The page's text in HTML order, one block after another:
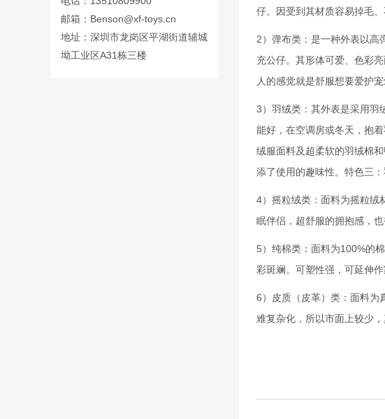
邮箱：Benson@xf-toys.cn
地址：深圳市龙岗区平湖街道辅城
坳工业区A31栋三楼
仔。因受到其材质容易掉毛
2）弹布类：是一种外表以高
充公仔。其形体可爱、色彩
人的感觉就是舒服想要爱护
3）羽绒类：其外表是采用羽
能好，在空调房或冬天，抱
绒服面料及超柔软的羽绒棉
添了使用的趣味性。特色三
4）摇粒绒类：面料为摇粒绒
眠伴侣，超舒服的拥抱感，也
5）纯棉类：面料为100%的
彩斑斓。可塑性强，可延伸
6）皮质（皮革）类：面料为
难复杂化，所以市面上较少